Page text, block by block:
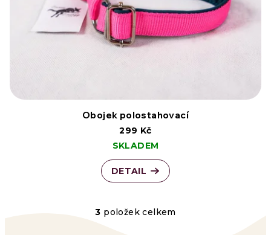
Obojek polostahovací
299 Kč
SKLADEM
DETAIL
O
3 položek celkem